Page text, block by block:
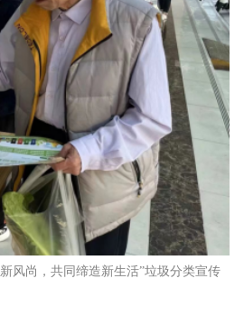
风尚，共同缔造新生活”垃圾分类宣传